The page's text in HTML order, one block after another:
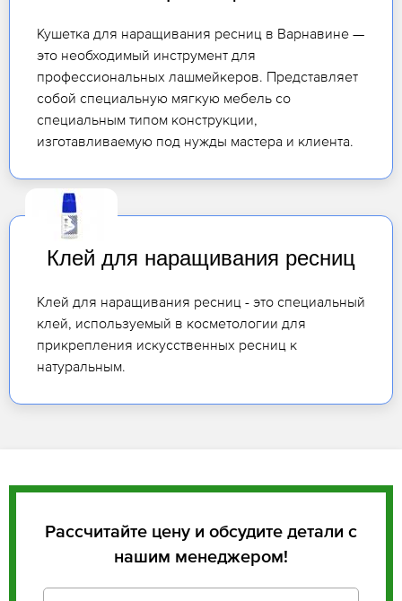
Кушетка для наращивания ресниц в Варнавине —
это необходимый инструмент для
профессиональных лашмейкеров. Представляет
собой специальную мягкую мебель со
специальным типом конструкции,
изготавливаемую под нужды мастера и клиента.
Клей для наращивания ресниц
Клей для наращивания ресниц - это специальный
клей, используемый в косметологии для
прикрепления искусственных ресниц к
натуральным.
Рассчитайте цену и обсудите детали с
нашим менеджером!